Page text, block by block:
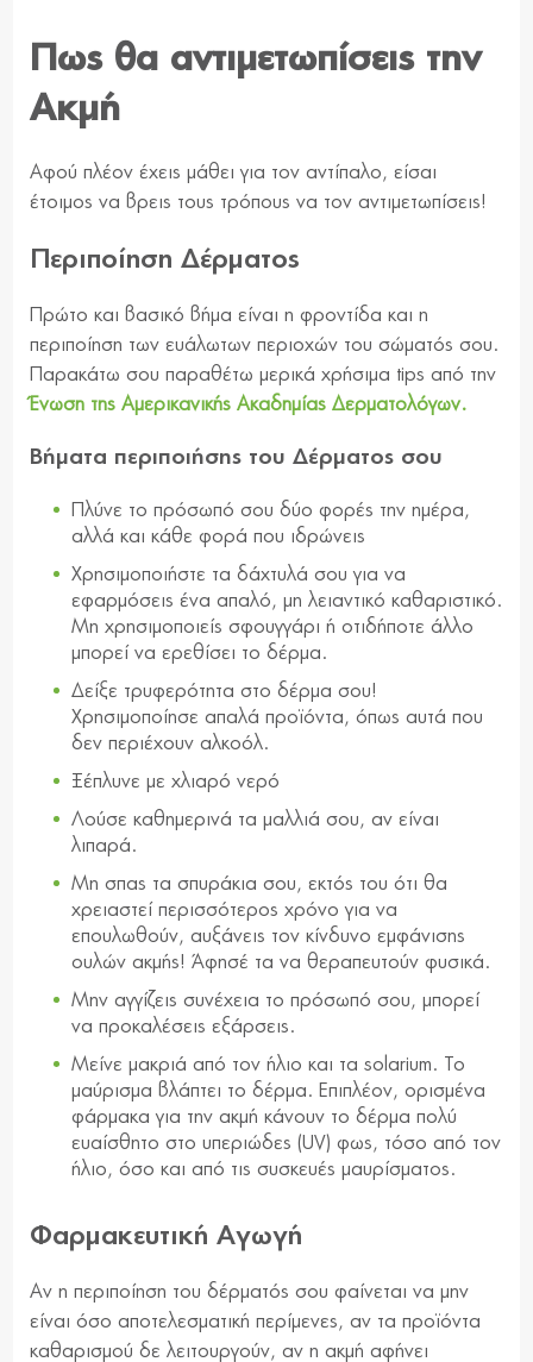
Πως θα αντιμετωπίσεις την
Ακμή
Αφού πλέον έχεις μάθει για τον αντίπαλο, είσαι
έτοιμος να βρεις τους τρόπους να τον αντιμετωπίσεις!
Περιποίηση Δέρματος
Πρώτο και βασικό βήμα είναι η φροντίδα και η
περιποίηση των ευάλωτων περιοχών του σώματός σου.
Παρακάτω σου παραθέτω μερικά χρήσιμα tips από την
Ένωση της Αμερικανικής Ακαδημίας Δερματολόγων.
Βήματα περιποιήσης του Δέρματος σου
Πλύνε το πρόσωπό σου δύο φορές την ημέρα,
αλλά και κάθε φορά που ιδρώνεις
Χρησιμοποιήστε τα δάχτυλά σου για να
εφαρμόσεις ένα απαλό, μη λειαντικό καθαριστικό.
Μη χρησιμοποιείς σφουγγάρι ή οτιδήποτε άλλο
μπορεί να ερεθίσει το δέρμα.
Δείξε τρυφερότητα στο δέρμα σου!
Χρησιμοποίησε απαλά προϊόντα, όπως αυτά που
δεν περιέχουν αλκοόλ.
Ξέπλυνε με χλιαρό νερό
Λούσε καθημερινά τα μαλλιά σου, αν είναι
λιπαρά.
Μη σπας τα σπυράκια σου, εκτός του ότι θα
χρειαστεί περισσότερος χρόνο για να
επουλωθούν, αυξάνεις τον κίνδυνο εμφάνισης
ουλών ακμής! Άφησέ τα να θεραπευτούν φυσικά.
Μην αγγίζεις συνέχεια το πρόσωπό σου, μπορεί
να προκαλέσεις εξάρσεις.
Μείνε μακριά από τον ήλιο και τα solarium. Το
μαύρισμα βλάπτει το δέρμα. Επιπλέον, ορισμένα
φάρμακα για την ακμή κάνουν το δέρμα πολύ
ευαίσθητο στο υπεριώδες (UV) φως, τόσο από τον
ήλιο, όσο και από τις συσκευές μαυρίσματος.
Φαρμακευτική Αγωγή
Αν η περιποίηση του δέρματός σου φαίνεται να μην
είναι όσο αποτελεσματική περίμενες, αν τα προϊόντα
καθαρισμού δε λειτουργούν, αν η ακμή αφήνει